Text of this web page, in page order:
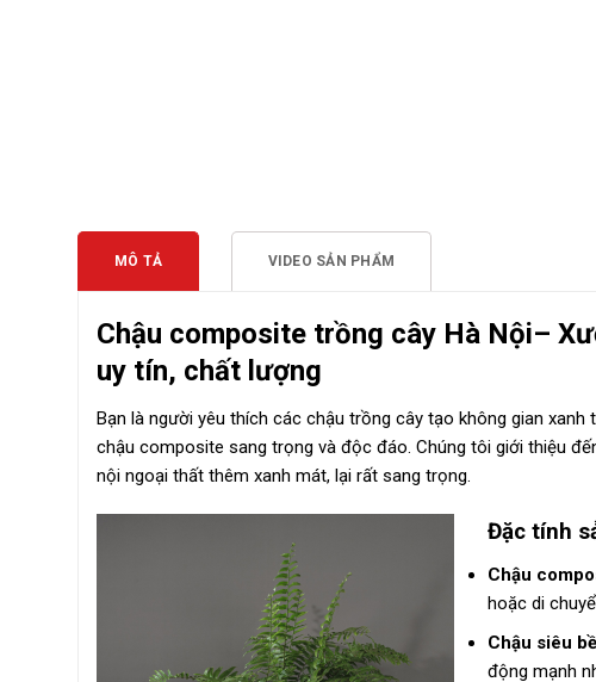
MÔ TẢ VIDEO SẢN PHẨM
Chậu composite trồng cây Hà Nội–
uy tín, chất lượng
Bạn là người yêu thích các chậu trồng cây tạo không gian
chậu composite sang trọng và độc đáo. Chúng tôi giới thiệu
nội ngoại thất thêm xanh mát, lại rất sang trọng.
Đặc tính
Chậu
hoặc di
Chậu siêu
động mạnh